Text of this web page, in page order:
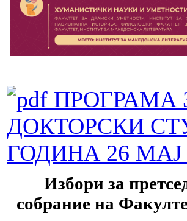
ПРОГРАМА
ДОКТОРСКИ
ГОДИНА 26 МАЈ
Избори за
собрание на